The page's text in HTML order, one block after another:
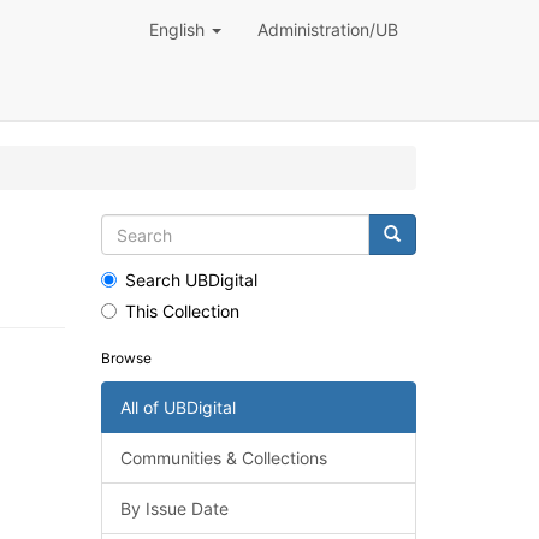
English Administration/UB
Search UBDigital
This Collection
Browse
All of UBDigital
Communities & Collections
By Issue Date